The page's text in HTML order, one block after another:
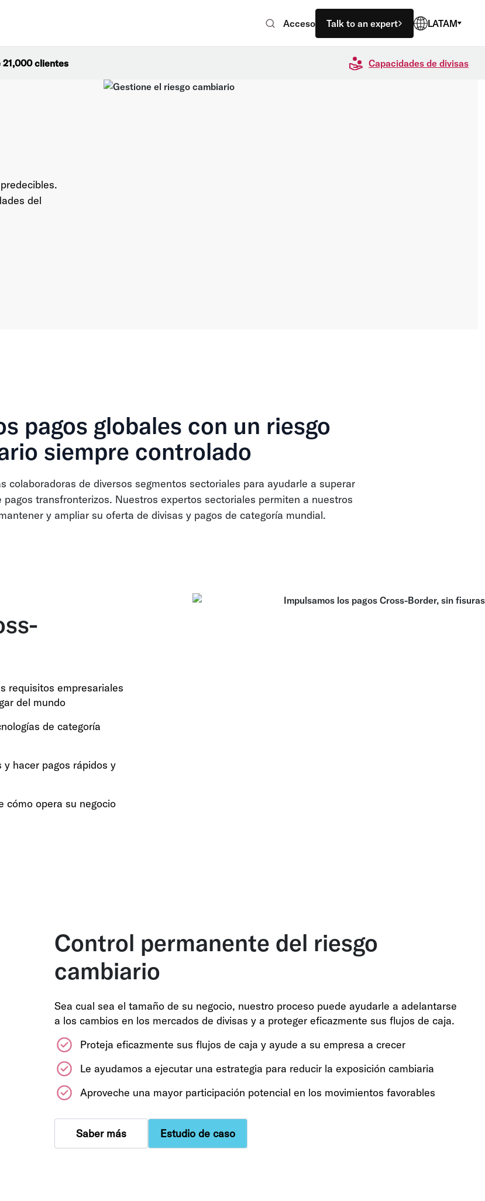
Acceso Talk to an expert LATAM
21,000 clientes Capacidades de divisas
del
pagos globales con un riesgo
siempre controlado
colaboradoras de diversos segmentos sectoriales para ayudarle a superar
transfronterizos. Nuestros expertos sectoriales permiten a nuestros
y ampliar su oferta de divisas y pagos de categoría mundial.
requisitos empresariales
del mundo
de categoría
hacer pagos rápidos y
cómo opera su negocio
Control permanente del riesgo
cambiario
Sea cual sea el tamaño de su negocio, nuestro proceso puede ayudarle a adelantarse
a los cambios en los mercados de divisas y a proteger eficazmente sus flujos de caja.
Proteja eficazmente sus flujos de caja y ayude a su empresa a crecer
Le ayudamos a ejecutar una estrategia para reducir la exposición cambiaria
Aproveche una mayor participación potencial en los movimientos favorables
Saber más Estudio de caso